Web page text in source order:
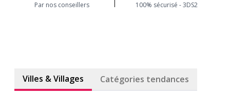
Par nos conseillers 100% sécurisé - 3DS2
Villes & Villages Catégories tendances